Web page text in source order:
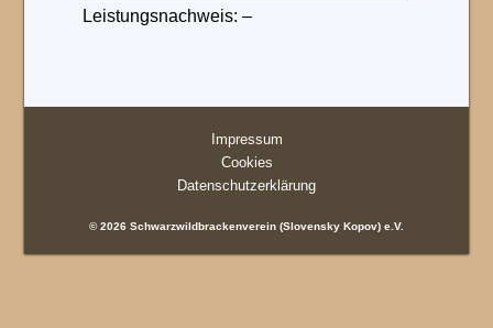
Leistungsnachweis: –
Impressum
Cookies
Datenschutzerklärung
© 2026 Schwarzwildbrackenverein (Slovensky Kopov) e.V.